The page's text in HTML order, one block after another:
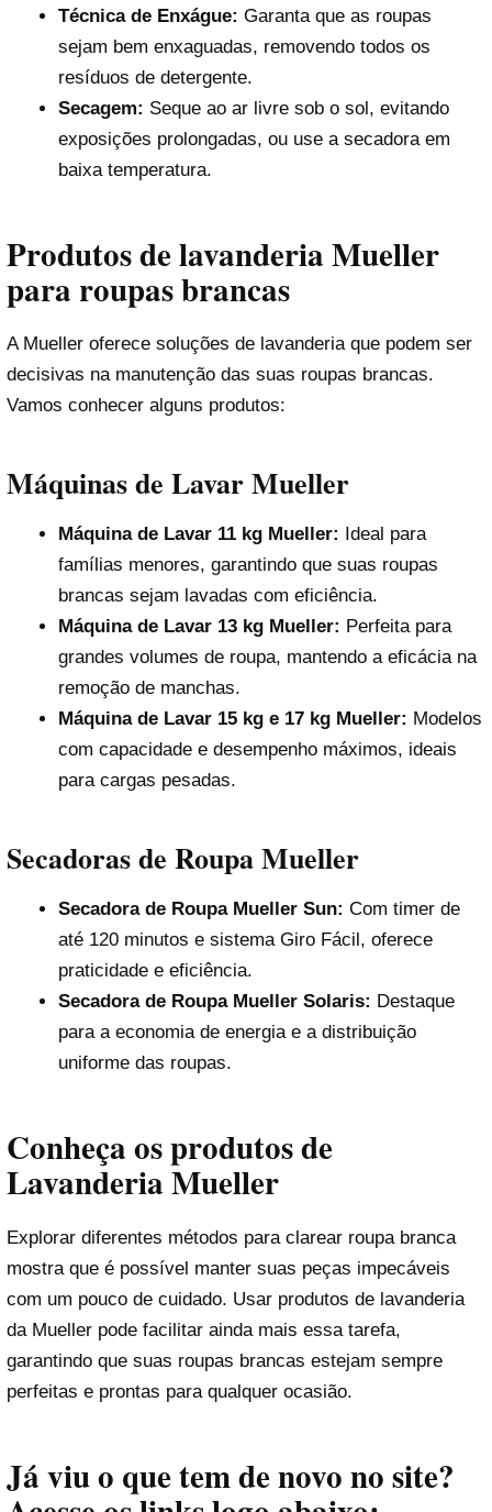
Técnica de Enxágue: Garanta que as roupas
sejam bem enxaguadas, removendo todos os
resíduos de detergente.
Secagem: Seque ao ar livre sob o sol, evitando
exposições prolongadas, ou use a secadora em
baixa temperatura.
Produtos de lavanderia Mueller
para roupas brancas
A Mueller oferece soluções de lavanderia que podem ser
decisivas na manutenção das suas roupas brancas.
Vamos conhecer alguns produtos:
Máquinas de Lavar Mueller
Máquina de Lavar 11 kg Mueller: Ideal para
famílias menores, garantindo que suas roupas
brancas sejam lavadas com eficiência.
Máquina de Lavar 13 kg Mueller: Perfeita para
grandes volumes de roupa, mantendo a eficácia na
remoção de manchas.
Máquina de Lavar 15 kg e 17 kg Mueller: Modelos
com capacidade e desempenho máximos, ideais
para cargas pesadas.
Secadoras de Roupa Mueller
Secadora de Roupa Mueller Sun: Com timer de
até 120 minutos e sistema Giro Fácil, oferece
praticidade e eficiência.
Secadora de Roupa Mueller Solaris: Destaque
para a economia de energia e a distribuição
uniforme das roupas.
Conheça os produtos de
Lavanderia Mueller
Explorar diferentes métodos para clarear roupa branca
mostra que é possível manter suas peças impecáveis
com um pouco de cuidado. Usar produtos de lavanderia
da Mueller pode facilitar ainda mais essa tarefa,
garantindo que suas roupas brancas estejam sempre
perfeitas e prontas para qualquer ocasião.
Já viu o que tem de novo no site?